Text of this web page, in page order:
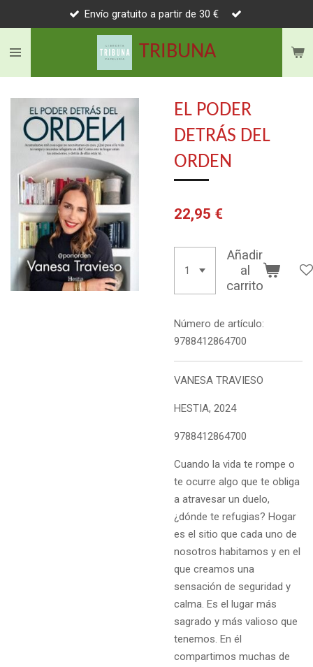
contenido
TRIBUNA
Envío gratuito a partir de 30 €
EL PODER
DETRÁS DEL
ORDEN
22,95 €
Añadir
al
carrito
Número de artículo:
9788412864700
VANESA TRAVIESO
HESTIA, 2024
9788412864700
Cuando la vida te rompe o
te ocurre algo que te obliga
a atravesar un duelo,
¿dónde te refugias? Hogar
es el sitio que cada uno de
nosotros habitamos y en el
que creamos una
sensación de seguridad y
calma. Es el lugar más
sagrado y más valioso que
tenemos. En él
compartimos muchas de